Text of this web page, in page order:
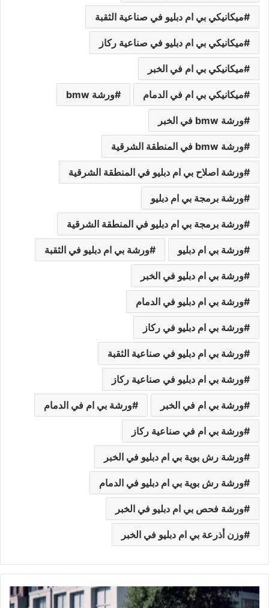
ميكانيكي بي ام دبليو في صناعية الثقبة
ميكانيكي بي ام دبليو في صناعية ركاز
ميكانيكي بي ام في الخبر
ميكانيكي بي ام في الدمام ورشة bmw
ورشة bmw في الخبر
ورشة bmw في المنطقة الشرقية
ورشة اصلاح بي ام دبليو في المنطقة الشرقية
ورشة برمجة بي ام دبليو
ورشة برمجة بي ام دبليو في المنطقة الشرقية
ورشة بي ام دبليو ورشة بي ام دبليو في الثقبة
ورشة بي ام دبليو في الخبر
ورشة بي ام دبليو في الدمام
ورشة بي ام دبليو في ركاز
ورشة بي ام دبليو في صناعية الثقبة
ورشة بي ام دبليو في صناعية ركاز
ورشة بي ام في الخبر ورشة بي ام في الدمام
ورشة بي ام في صناعية ركاز
ورشة رش بوية بي ام دبليو في الخبر
ورشة رش بوية بي ام دبليو في الدمام
ورشة فحص بي ام دبليو في الخبر
وزن أذرعة بي ام دبليو في الخبر
و
ر